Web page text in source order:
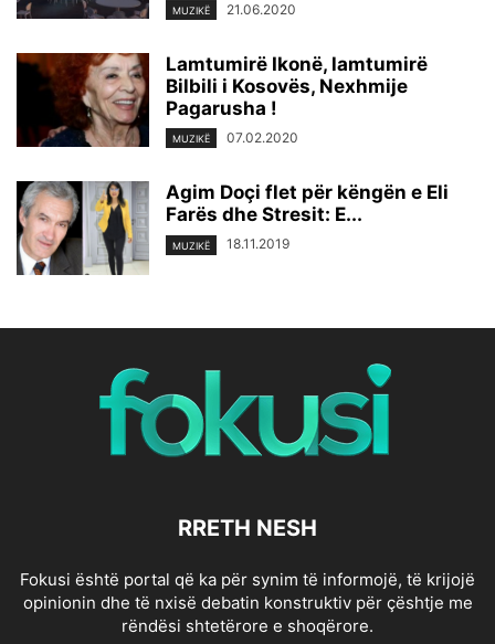
MUZIKË 21.06.2020
Lamtumirë Ikonë, lamtumirë
Bilbili i Kosovës, Nexhmije
Pagarusha !
MUZIKË 07.02.2020
Agim Doçi flet për këngën e Eli
Farës dhe Stresit: E...
MUZIKË 18.11.2019
RRETH NESH
Fokusi është portal që ka për synim të informojë, të krijojë
opinionin dhe të nxisë debatin konstruktiv për çështje me
rëndësi shtetërore e shoqërore.